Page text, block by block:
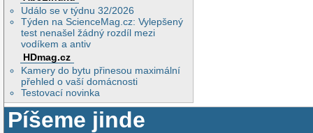
Událo se v týdnu 32/2026
Týden na ScienceMag.cz: Vylepšený
test nenašel žádný rozdíl mezi
vodíkem a antiv
HDmag.cz
Kamery do bytu přinesou maximální
přehled o vaší domácnosti
Testovací novinka
Píšeme jinde